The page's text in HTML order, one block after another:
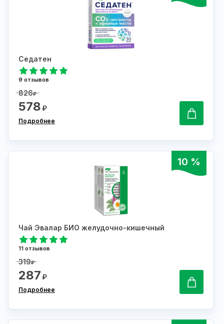
Седатен
9 отзывов
826₽
578₽
Подробнее
10 %
Чай Эвалар БИО желудочно-кишечный
11 отзывов
319₽
287₽
Подробнее